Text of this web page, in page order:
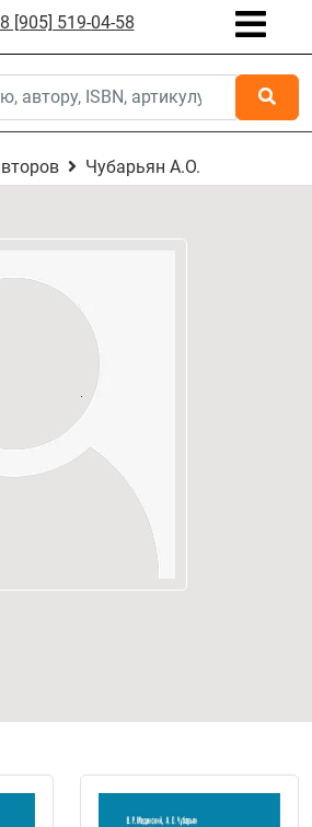
8 [905] 519-04-58
Чубарьян А.О.